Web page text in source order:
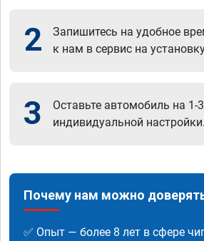
2
Запишитесь на удобное
к нам в сервис на
3
Оставьте автомобиль на 1-
индивидуальной настройки.
Почему нам можно
✅ Опыт — более 8 лет в сфере